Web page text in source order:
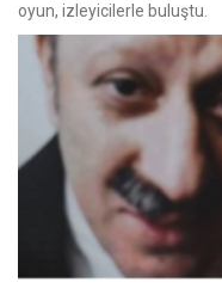
oyun, izleyicilerle buluştu.